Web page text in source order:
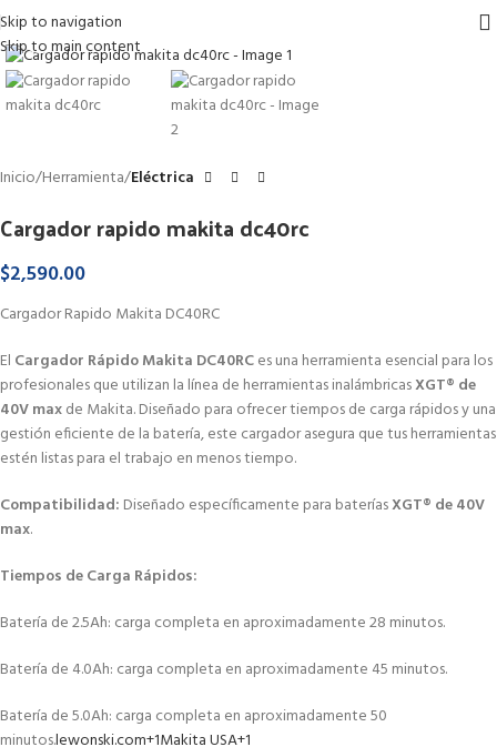
Skip to navigation
Skip to main content
Haga Click para agrandar
Inicio Herramienta Eléctrica
Cargador rapido makita dc40rc
$2,590.00
Cargador Rapido Makita DC40RC
El Cargador Rápido Makita DC40RCes una herramienta esencial para los
profesionales que utilizan la línea de herramientas inalámbricasXGT® de
40V maxde Makita.Diseñado para ofrecer tiempos de carga rápidos y una
gestión eficiente de la batería, este cargador asegura que tus herramientas
estén listas para el trabajo en menos tiempo.
Compatibilidad: Diseñado específicamente para bateríasXGT® de 40V
max.
Tiempos de Carga Rápidos:
Batería de 2.5Ah: carga completa en aproximadamente 28 minutos.
Batería de 4.0Ah: carga completa en aproximadamente 45 minutos.
Batería de 5.0Ah: carga completa en aproximadamente 50
minutos.lewonski.com+1Makita USA+1